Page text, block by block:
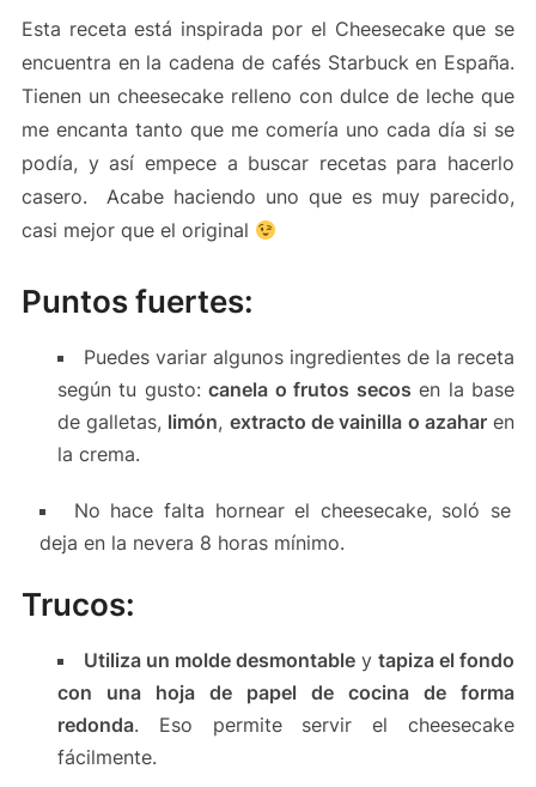
Esta receta está inspirada por el Cheesecake que se
encuentra en la cadena de cafés Starbuck en España.
Tienen un cheesecake relleno con dulce de leche que
me encanta tanto que me comería uno cada día si se
podía, y así empece a buscar recetas para hacerlo
casero. Acabe haciendo uno que es muy parecido,
casi mejor que el original
Puntos fuertes:
Puedes variar algunos ingredientes de la receta
según tu gusto:canela o frutos secos en la base
de galletas, limón, extracto de vainilla o azaharen
la crema.
No hace falta hornear el cheesecake, soló se
deja en la nevera 8 horas mínimo.
Trucos:
Utiliza un molde desmontable ytapiza el fondo
con una hoja de papel de cocina de forma
redonda. Eso permite servir el cheesecake
fácilmente.